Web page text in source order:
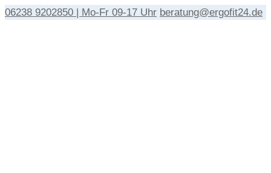
06238 9202850 | Mo-Fr 09-17 Uhr beratung@ergofit24.de